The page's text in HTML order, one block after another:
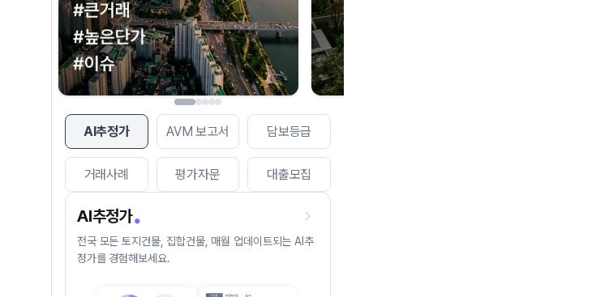
AI추정가 AVM 보고서 담보등급
거래사례 평가자문 대출모집
AI추정가
전국 모든 토지건물, 집합건물, 매월 업데이트되는 AI추
정가를 경험해보세요.